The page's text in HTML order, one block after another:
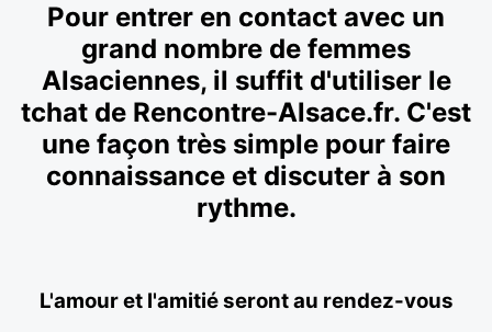
Pour entrer en contact avec un
grand nombre de femmes
Alsaciennes, il suffit d'utiliser le
tchat de Rencontre-Alsace.fr. C'est
une façon très simple pour faire
connaissance et discuter à son
rythme.
L'amour et l'amitié seront au rendez-vous